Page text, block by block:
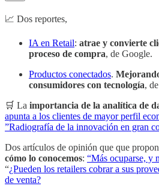
📈 Dos reportes,
IA en Retail: atrae y convierte
proceso de compra, de Google.
Productos conectados.
consumidores con tecnología,
🛒 La importancia de la analítica de
apunta a los clientes de mayor perfil
”Radiografía de la innovación en gran
Dos artículos de opinión que que
cómo lo conocemos: “Más ocuparse, y
“¿Pueden los retailers cobrar a sus
de venta?